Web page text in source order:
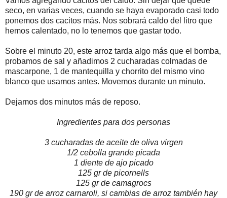
seco, en varias veces, cuando se haya evaporado casi todo
ponemos dos cacitos más. Nos sobrará caldo del litro que
hemos calentado, no lo tenemos que gastar todo.
Sobre el minuto 20, este arroz tarda algo más que el bomba,
probamos de sal y añadimos 2 cucharadas colmadas de
mascarpone, 1 de mantequilla y chorrito del mismo vino
blanco que usamos antes. Movemos durante un minuto.
Dejamos dos minutos más de reposo.
Ingredientes para dos personas
3 cucharadas de aceite de oliva virgen
1/2 cebolla grande picada
1 diente de ajo picado
125 gr de picornells
125 gr de camagrocs
190 gr de arroz carnaroli, si cambias de arroz también hay